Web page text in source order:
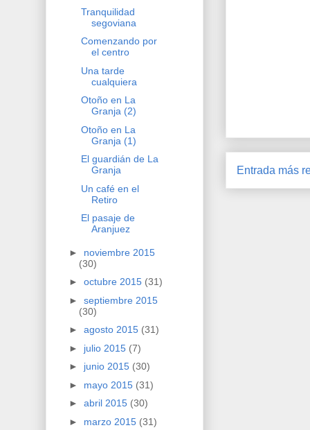
Entrada más
Tranquilidad
segoviana
Comenzando por
el centro
Una tarde
cualquiera
Otoño en La
Granja (2)
Otoño en La
Granja (1)
El guardián de La
Granja
Un café en el
Retiro
El pasaje de
Aranjuez
► noviembre 2015
(30)
► octubre 2015 (31)
► septiembre 2015
(30)
► agosto 2015 (31)
► julio 2015 (7)
► junio 2015 (30)
► mayo 2015 (31)
► abril 2015 (30)
► marzo 2015 (31)